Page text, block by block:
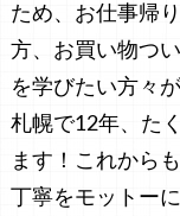
ため、お仕事帰
方、お買い物つ
を学びたい方々
札幌で12年、た
ます！これから
丁寧をモットー